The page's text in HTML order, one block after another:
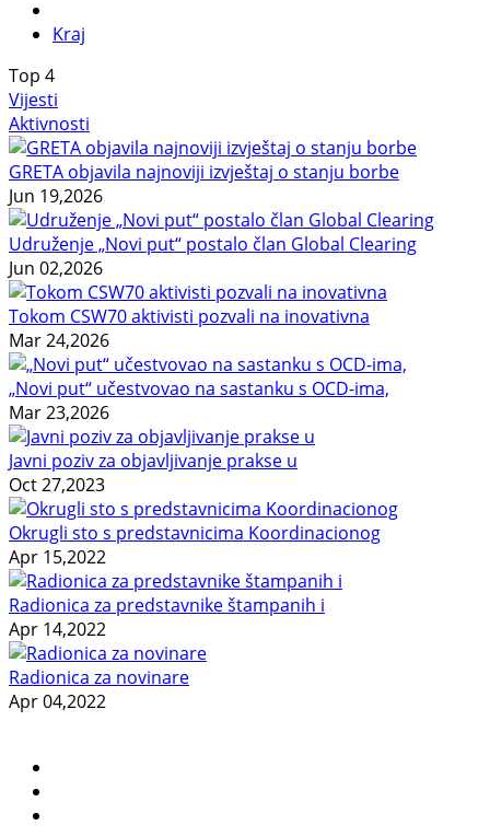
Kraj
Top 4
Vijesti
Aktivnosti
GRETA objavila najnoviji izvještaj o stanju borbe
Jun 19,2026
Udruženje „Novi put“ postalo član Global Clearing
Jun 02,2026
Tokom CSW70 aktivisti pozvali na inovativna
Mar 24,2026
„Novi put“ učestvovao na sastanku s OCD-ima,
Mar 23,2026
Javni poziv za objavljivanje prakse u
Oct 27,2023
Okrugli sto s predstavnicima Koordinacionog
Apr 15,2022
Radionica za predstavnike štampanih i
Apr 14,2022
Radionica za novinare
Apr 04,2022